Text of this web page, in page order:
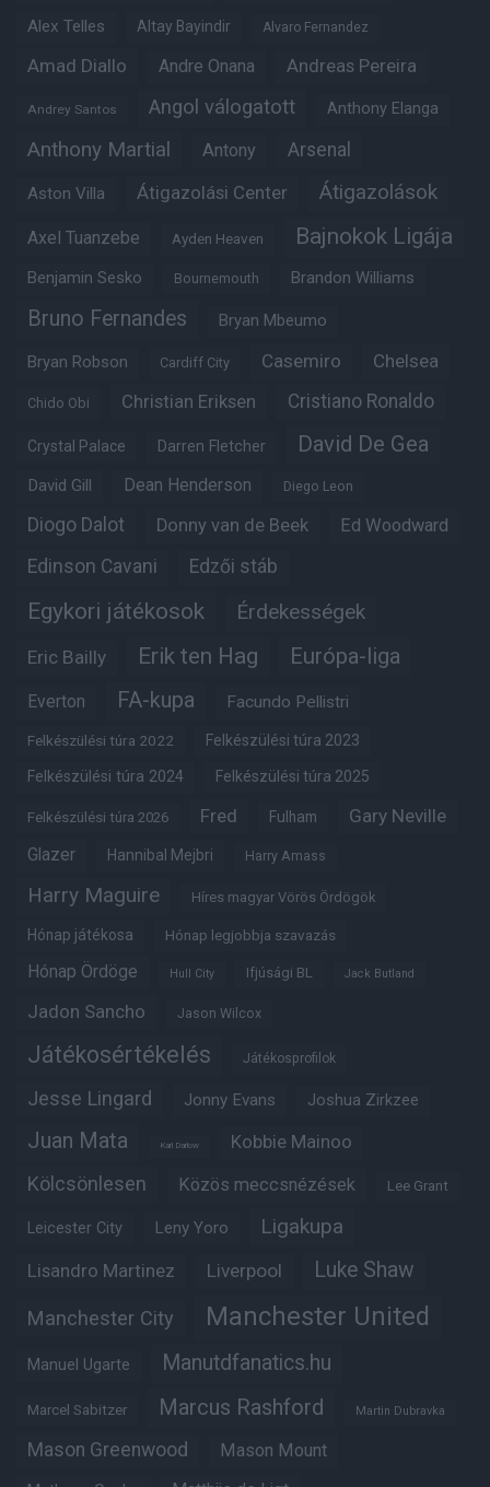
Alex Telles Altay Bayindir Alvaro Fernandez
Amad Diallo Andre Onana Andreas Pereira
Andrey Santos Angol válogatott Anthony Elanga
Anthony Martial Antony Arsenal
Aston Villa Átigazolási Center Átigazolások
Axel Tuanzebe Ayden Heaven Bajnokok Ligája
Benjamin Sesko Bournemouth Brandon Williams
Bruno Fernandes Bryan Mbeumo
Bryan Robson Cardiff City Casemiro Chelsea
Chido Obi Christian Eriksen Cristiano Ronaldo
Crystal Palace Darren Fletcher David De Gea
David Gill Dean Henderson Diego Leon
Diogo Dalot Donny van de Beek Ed Woodward
Edinson Cavani Edzői stáb
Egykori játékosok Érdekességek
Eric Bailly Erik ten Hag Európa-liga
Everton FA-kupa Facundo Pellistri
Felkészülési túra 2022 Felkészülési túra 2023
Felkészülési túra 2024 Felkészülési túra 2025
Felkészülési túra 2026 Fred Fulham Gary Neville
Glazer Hannibal Mejbri Harry Amass
Harry Maguire Híres magyar Vörös Ördögök
Hónap játékosa Hónap legjobbja szavazás
Hónap Ördöge Hull City Ifjúsági BL Jack Butland
Jadon Sancho Jason Wilcox
Játékosértékelés Játékosprofilok
Jesse Lingard Jonny Evans Joshua Zirkzee
Juan Mata Karl Darlow Kobbie Mainoo
Kölcsönlesen Közös meccsnézések Lee Grant
Leicester City Leny Yoro Ligakupa
Lisandro Martinez Liverpool Luke Shaw
Manchester City Manchester United
Manuel Ugarte Manutdfanatics.hu
Marcel Sabitzer Marcus Rashford Martin Dubravka
Mason Greenwood Mason Mount